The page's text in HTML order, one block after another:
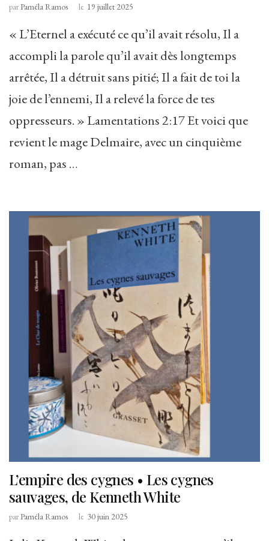
parPaméla Ramos le 19 juillet 2025
« L’Eternel a exécuté ce qu’il avait résolu, Il a
accompli la parole qu’il avait dès longtemps
arrêtée, Il a détruit sans pitié; Il a fait de toi la
joie de l’ennemi, Il a relevé la force de tes
oppresseurs. » Lamentations 2:17 Et voici que
revient le mage Delmaire, avec un cinquième
roman, pas …
L’empire des cygnes • Les cygnes
sauvages, de Kenneth White
parPaméla Ramos le 30 juin 2025